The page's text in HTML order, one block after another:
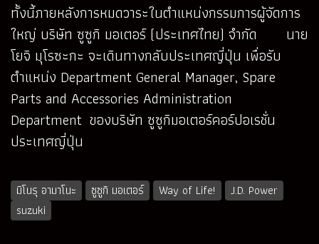
ทั้งนี้ภายหลังการหมดวาระในตำแหน่งกรรมการผู้จัดการ
ใหญ่ บริษัท ซูซูกิ มอเตอร์ (ประเทศไทย) จำกัด นาย
โยจิ มุโรซะกะ จะเดินทางกลับประเทศญี่ปุ่น เพื่อรับ
ตำแหน่ง Department General Manager, Spare
Parts and Accessories Administration
Department ของบริษัท ซูซูกิมอเตอร์คอร์ปอเรชั่น
ประเทศญี่ปุ่น
มิโนรุ อามาโนะ ซูซูกิ มอเตอร์ Way of Life!
J.D. Power
suzuki